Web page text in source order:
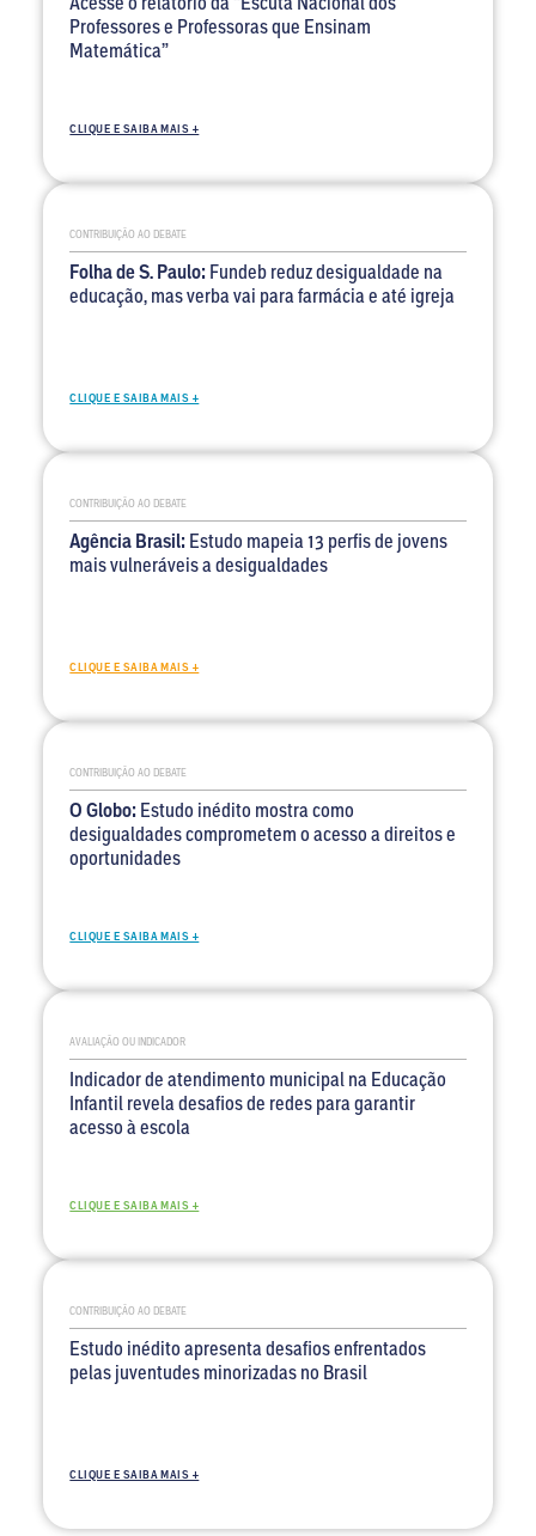
Professores e Professoras que Ensinam
Matemática”
CLIQUE E SAIBA MAIS +
CONTRIBUIÇÃO AO DEBATE
Folha de S. Paulo:Fundeb reduz desigualdade na
educação, mas verba vai para farmácia e até igreja
CLIQUE E SAIBA MAIS +
CONTRIBUIÇÃO AO DEBATE
Agência Brasil:Estudo mapeia 13 perfis de jovens
mais vulneráveis a desigualdades
CLIQUE E SAIBA MAIS +
CONTRIBUIÇÃO AO DEBATE
O Globo:Estudo inédito mostra como
desigualdades comprometem o acesso a direitos e
oportunidades
CLIQUE E SAIBA MAIS +
AVALIAÇÃO OU INDICADOR
Indicador de atendimento municipal na Educação
Infantil revela desafios de redes para garantir
acesso à escola
CLIQUE E SAIBA MAIS +
CONTRIBUIÇÃO AO DEBATE
Estudo inédito apresenta desafios enfrentados
pelas juventudes minorizadas no Brasil
CLIQUE E SAIBA MAIS +